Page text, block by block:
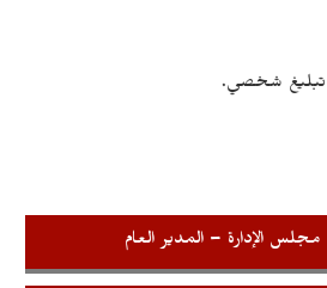
تبليغ شخصي.
الإدارة – المدير العام